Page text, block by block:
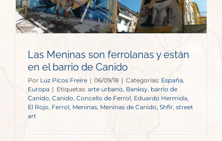
Las Meninas son ferrolanas y están
en el barrio de Canido
Por Luz Picos Freire | 06/09/18 | Categorías: España,
Europa | Etiquetas: arte urbano, Banksy barrio de
Canido, Canido Concello de Ferrol Eduardo Hermida
El Rojo Ferrol Meninas, Meninas de Canido, Shfir street
art